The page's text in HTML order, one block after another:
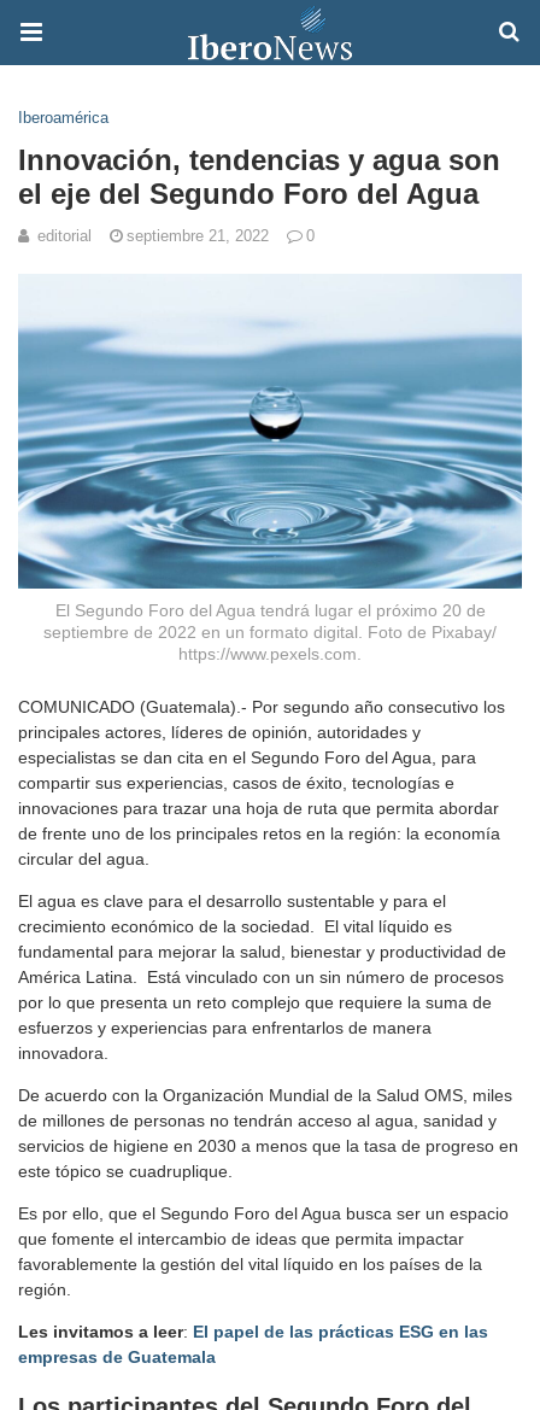
Iberoamérica
Innovación, tendencias y agua son
el eje del Segundo Foro del Agua
editorial septiembre 21, 2022 0
El Segundo Foro del Agua tendrá lugar el próximo 20 de
septiembre de 2022 en un formato digital. Foto de Pixabay/
https://www.pexels.com.
COMUNICADO (Guatemala).- Por segundo año consecutivo los
principales actores, líderes de opinión, autoridades y
especialistas se dan cita en el Segundo Foro del Agua, para
compartir sus experiencias, casos de éxito, tecnologías e
innovaciones para trazar una hoja de ruta que permita abordar
de frente uno de los principales retos en la región: la economía
circular del agua.
El agua es clave para el desarrollo sustentable y para el
crecimiento económico de la sociedad. El vital líquido es
fundamental para mejorar la salud, bienestar y productividad de
América Latina. Está vinculado con un sin número de procesos
por lo que presenta un reto complejo que requiere la suma de
esfuerzos y experiencias para enfrentarlos de manera
innovadora.
De acuerdo con la Organización Mundial de la Salud OMS, miles
de millones de personas no tendrán acceso al agua, sanidad y
servicios de higiene en 2030 a menos que la tasa de progreso en
este tópico se cuadruplique.
Es por ello, que el Segundo Foro del Agua busca ser un espacio
que fomente el intercambio de ideas que permita impactar
favorablemente la gestión del vital líquido en los países de la
región.
Les invitamos a leer: El papel de las prácticas ESG en las
empresas de Guatemala